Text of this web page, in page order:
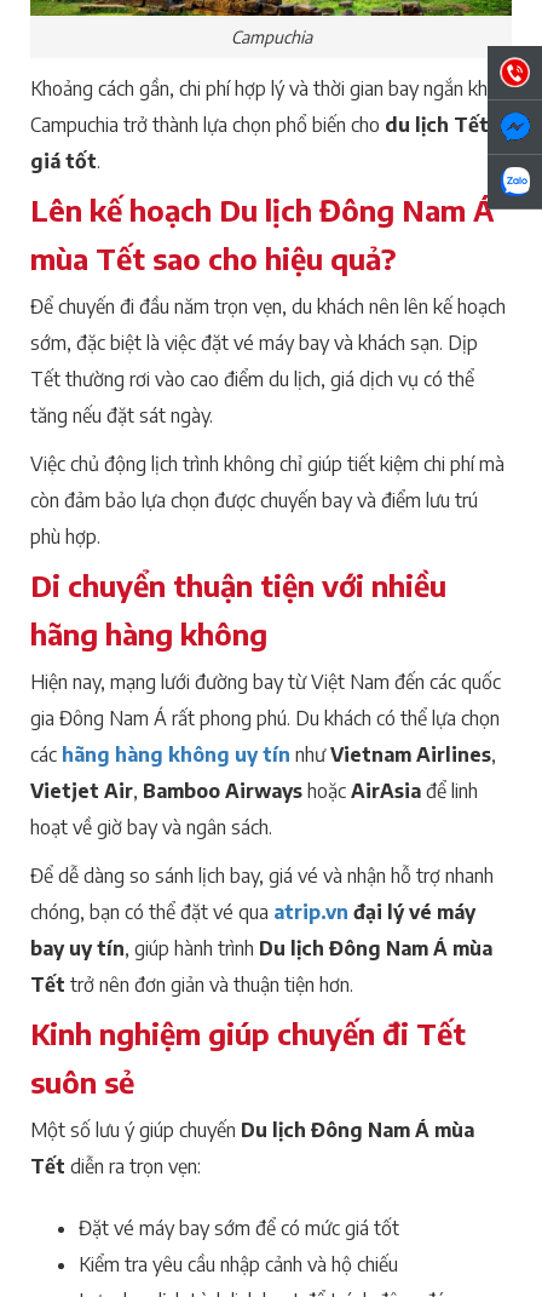
Campuchia
Khoảng cách gần, chi phí hợp lý và thời gian bay ngắn khiến
Campuchia trở thành lựa chọn phổ biến cho du lịch Tết
giá tốt.
Lên kế hoạch Du lịch Đông Nam Á
mùa Tết sao cho hiệu quả?
Để chuyến đi đầu năm trọn vẹn, du khách nên lên kế hoạch
sớm, đặc biệt là việc đặt vé máy bay và khách sạn. Dịp
Tết thường rơi vào cao điểm du lịch, giá dịch vụ có thể
tăng nếu đặt sát ngày.
Việc chủ động lịch trình không chỉ giúp tiết kiệm chi phí mà
còn đảm bảo lựa chọn được chuyến bay và điểm lưu trú
phù hợp.
Di chuyển thuận tiện với nhiều
hãng hàng không
Hiện nay, mạng lưới đường bay từ Việt Nam đến các quốc
gia Đông Nam Á rất phong phú. Du khách có thể lựa chọn
các hãng hàng không uy tín nhưVietnam Airlines,
Vietjet Air, Bamboo Airways hoặc AirAsia để linh
hoạt về giờ bay và ngân sách.
Để dễ dàng so sánh lịch bay, giá vé và nhận hỗ trợ nhanh
chóng, bạn có thể đặt vé qua atrip.vn đại lý vé máy
bay uy tín, giúp hành trình Du lịch Đông Nam Á mùa
Tết trở nên đơn giản và thuận tiện hơn.
Kinh nghiệm giúp chuyến đi Tết
suôn sẻ
Một số lưu ý giúp chuyến Du lịch Đông Nam Á mùa
Tết diễn ra trọn vẹn:
Đặt vé máy bay sớm để có mức giá tốt
Kiểm tra yêu cầu nhập cảnh và hộ chiếu